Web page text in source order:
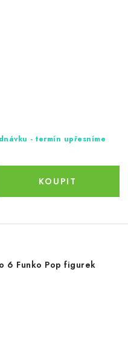
- termín upřesníme
6 Funko Pop figurek